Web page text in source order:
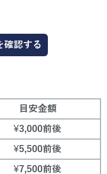
確認する
目安金額
¥3,000前後
¥5,500前後
¥7,500前後